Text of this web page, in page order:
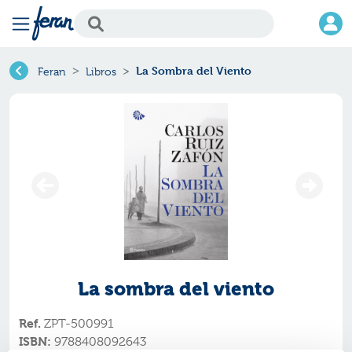
Feran Libros La Sombra del Viento
La sombra del viento
Ref. ZPT-500991
ISBN: 9788408092643